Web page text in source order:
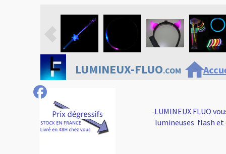
LUMINEUX-FLUO.COMhome
-LUMINEUX FLUO
lumineuses flash